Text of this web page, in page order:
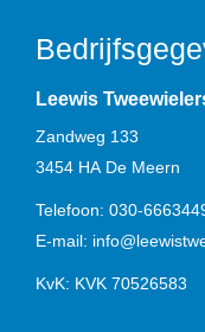
Leewis
Zandweg 133
3454 HA De Meern
Telefoon: 030-
E-mail:
KvK: KVK 70526583